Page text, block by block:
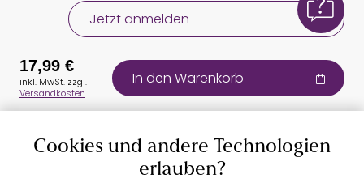
Jetzt anmelden
Auszeichnungen
17,99 €
inkl. MwSt. zzgl.
Versandkosten
In den Warenkorb
Cookies und andere Technologien
erlauben?